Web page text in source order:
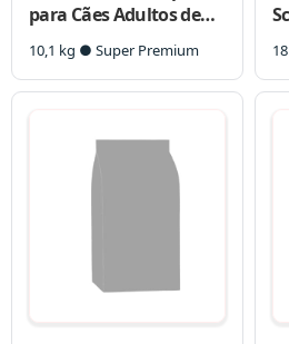
para Cães Adultos de
Raças Médias e
Grandes Sabor Frango,
Cereais e Frutas
10,1 kg ● Super Premium